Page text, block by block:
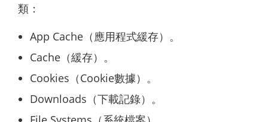
類：
App Cache（應用程式緩存）。
Cache（緩存）。
Cookies（Cookie數據）。
Downloads（下載記錄）。